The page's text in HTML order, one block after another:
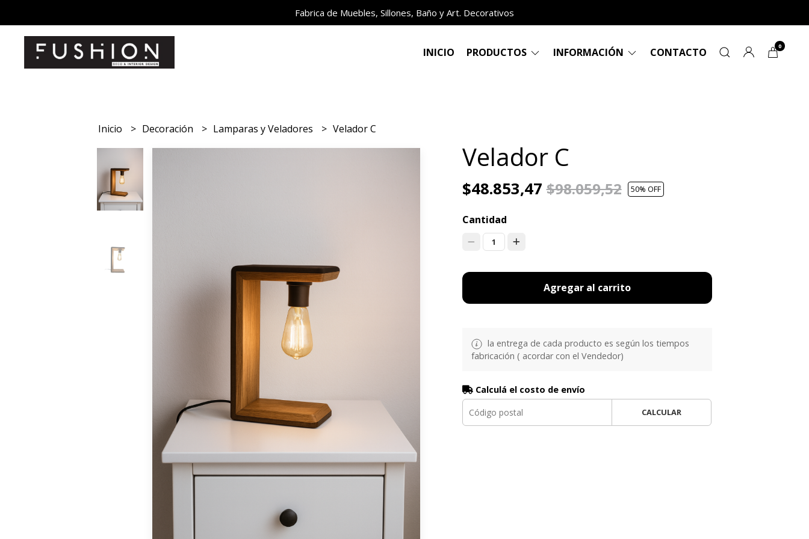
Fabrica de Muebles, Sillones, Baño y Art. Decorativos
INICIO PRODUCTOS INFORMACIÓN CONTACTO 0
Inicio Decoración Lamparas y Veladores Velador C
Velador C
$48.853,47$98.059,52 50% OFF
Cantidad
1
Agregar al carrito
la entrega de cada producto es según los tiempos
fabricación ( acordar con el Vendedor)
Calculá el costo de envío
CALCULAR